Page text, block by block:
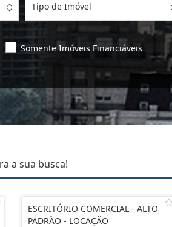
Tipo de Imóvel
Somente Imóveis Financiáveis
a sua busca!
ESCRITÓRIO COMERCIAL - ALTO
PADRÃO - LOCAÇÃO